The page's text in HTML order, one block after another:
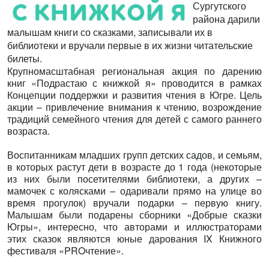
Сургутского
района дарили
малышам книги со сказками, записывали их в
библиотеки и вручали первые в их жизни читательские
билеты.
Крупномасштабная региональная акция по дарению
книг «Подрастаю с книжкой я» проводится в рамках
Концепции поддержки и развития чтения в Югре. Цель
акции – привлечение внимания к чтению, возрождение
традиций семейного чтения для детей с самого раннего
возраста.
Воспитанникам младших групп детских садов, и семьям,
в которых растут дети в возрасте до 1 года (некоторые
из них были посетителями библиотеки, а других –
мамочек с колясками – одаривали прямо на улице во
время прогулок) вручали подарки – первую книгу.
Малышам были подарены сборники «Добрые сказки
Югры», интересно, что авторами и иллюстраторами
этих сказок являются юные дарования IX Книжного
фестиваля «PROчтение».